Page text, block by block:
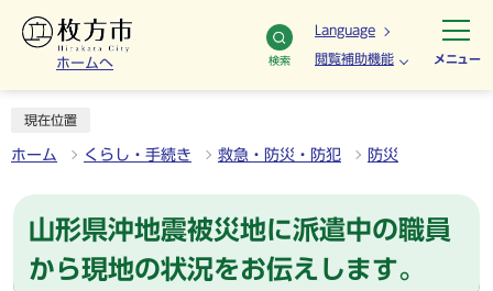
ホームへ 検索
Language
閲覧補助機能 メニュー
現在位置
ホーム くらし・手続き 救急・防災・防犯 防災
山形県沖地震被災地に派遣中の職員
から現地の状況をお伝えします。